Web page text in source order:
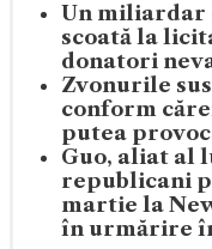
Un miliardar
scoată la
donatori
Zvonurile
conform
putea
Guo, aliat al
republicani
martie la
în urmărire